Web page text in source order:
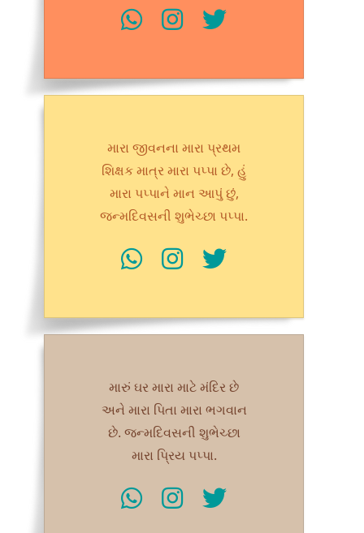
મારા જીવનના મારા પ્રથમ
શિક્ષક માત્ર મારા પપ્પા છે, હું
મારા પપ્પાને માન આપું છું,
જન્મદિવસની શુભેચ્છા પપ્પા.
મારું ઘર મારા માટે મંદિર છે
અને મારા પિતા મારા ભગવાન
છે. જન્મદિવસની શુભેચ્છા
મારા પ્રિય પપ્પા.